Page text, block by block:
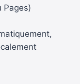
Pages)